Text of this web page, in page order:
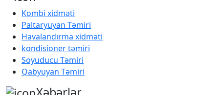
Kombi xidməti
Paltaryuyan Təmiri
Havalandırma xidməti
kondisioner təmiri
Soyuducu Təmiri
Qabyuyan Təmiri